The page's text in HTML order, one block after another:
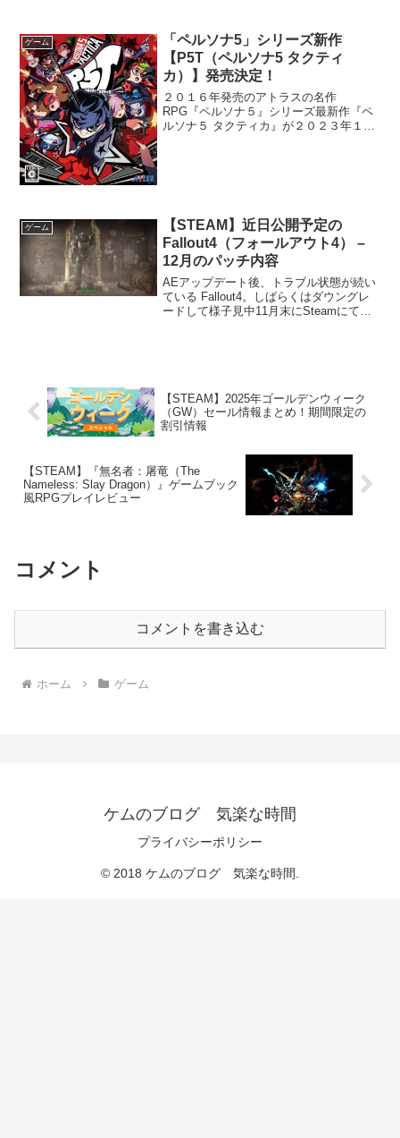
ラフィックは当然落ちま...
ゲーム
「ペルソナ5」シリーズ新作
【P5T（ペルソナ5 タクティ
カ）】発売決定！
２０１６年発売のアトラスの名作
RPG『ペルソナ５』シリーズ最新作『ペ
ルソナ５ タクティカ』が２０２３年１１
ゲーム
【STEAM】近日公開予定の
Fallout4（フォールアウト4） –
12月のパッチ内容
AEアップデート後、トラブル状態が続い
ている Fallout4。しばらくはダウングレ
ードして様子見中11月末にSteamにてパ
【STEAM】2025年ゴールデンウィーク
（GW）セール情報まとめ！期間限定の
割引情報
【STEAM】『無名者：屠竜（The
Nameless: Slay Dragon）』ゲームブック
風RPGプレイレビュー
コメント
コメントを書き込む
ホーム ゲーム
ケムのブログ 気楽な時間
プライバシーポリシー
© 2018 ケムのブログ 気楽な時間.